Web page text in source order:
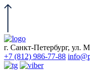
г. Санкт-Петербург, ул.
+7 (812) 986-77-88